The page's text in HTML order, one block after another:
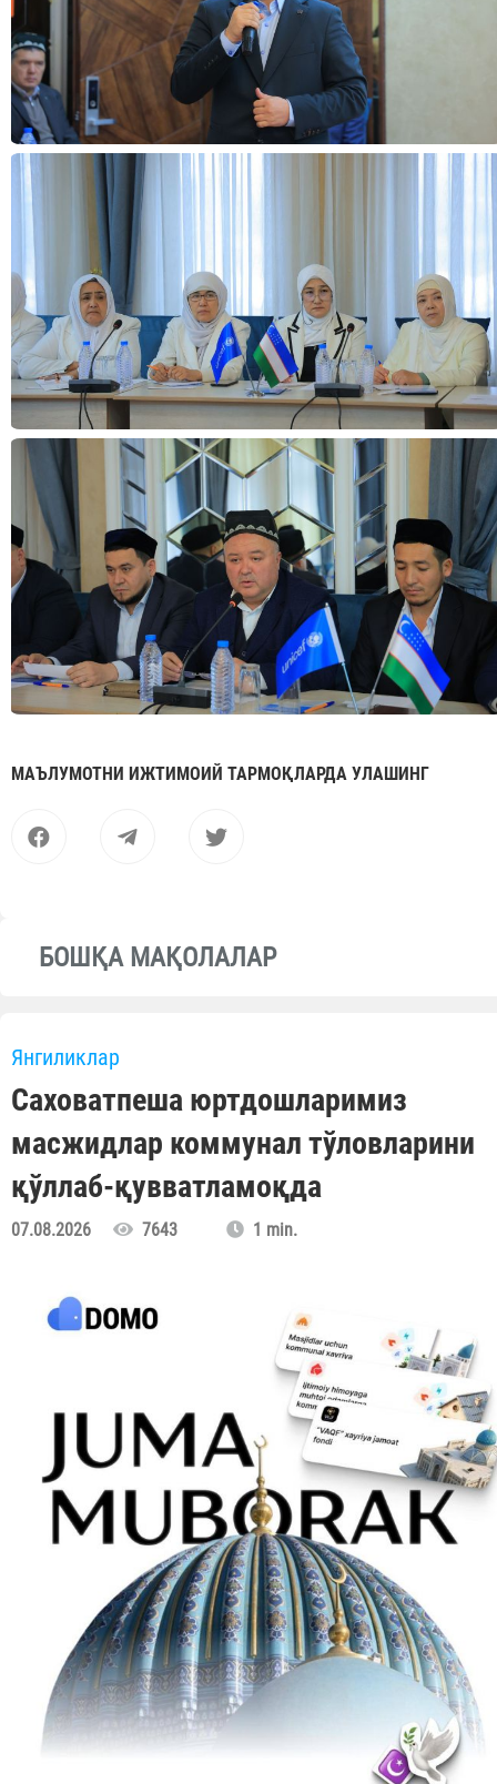
МАЪЛУМОТНИ ИЖТИМОИЙ ТАРМОҚЛАРДА УЛАШИНГ
БОШҚА МАҚОЛАЛАР
Янгиликлар
Саховатпеша юртдошларимиз
масжидлар коммунал тўловларини
қўллаб-қувватламоқда
07.08.2026 7643 1 min.